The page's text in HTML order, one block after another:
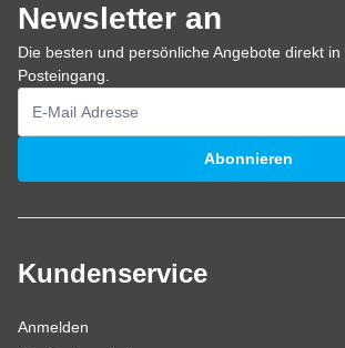
Newsletter an
Die besten und persönliche Angebote direkt in
Posteingang.
E-Mailadresse
Abonnieren
Kundenservice
Anmelden